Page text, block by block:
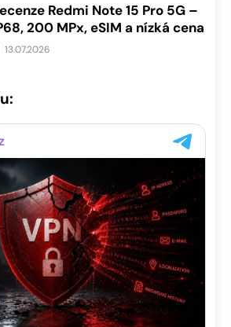
Redmi Note 15 Pro 5G –
200 MPx, eSIM a nízká cena
13.07.2026